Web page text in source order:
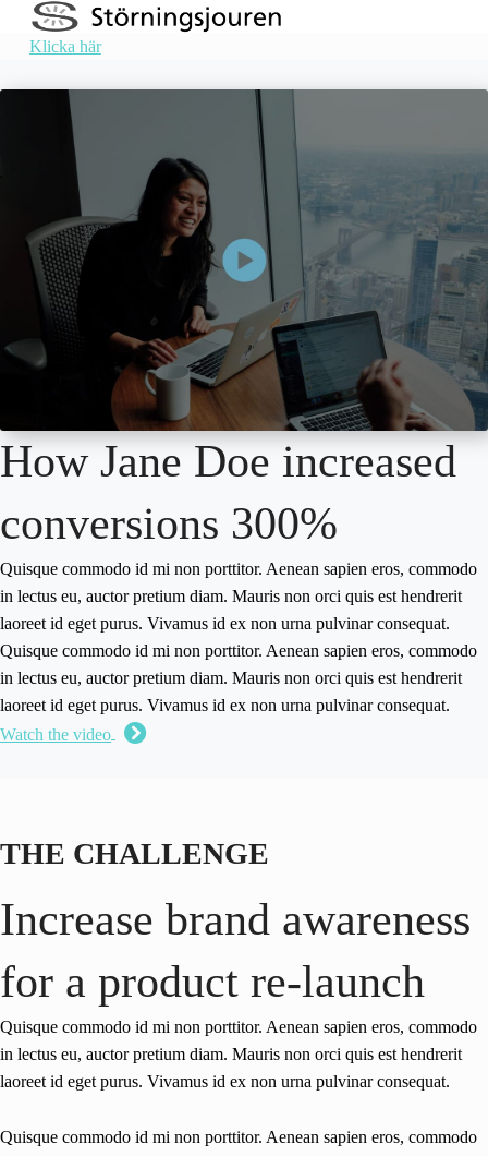
Klicka här
How Jane Doe increased
conversions 300%
Quisque commodo id mi non porttitor. Aenean sapien eros, commodo
in lectus eu, auctor pretium diam. Mauris non orci quis est hendrerit
laoreet id eget purus. Vivamus id ex non urna pulvinar consequat.
Quisque commodo id mi non porttitor. Aenean sapien eros, commodo
in lectus eu, auctor pretium diam. Mauris non orci quis est hendrerit
laoreet id eget purus. Vivamus id ex non urna pulvinar consequat.
Watch the video
THE CHALLENGE
Increase brand awareness
for a product re-launch
Quisque commodo id mi non porttitor. Aenean sapien eros, commodo
in lectus eu, auctor pretium diam. Mauris non orci quis est hendrerit
laoreet id eget purus. Vivamus id ex non urna pulvinar consequat.
Quisque commodo id mi non porttitor. Aenean sapien eros, commodo